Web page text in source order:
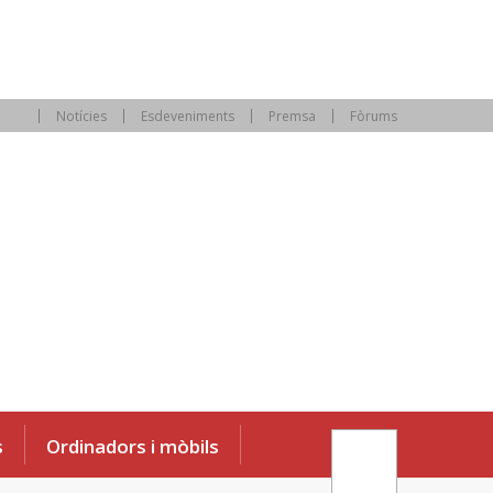
Notícies Esdeveniments Premsa Fòrums
Ordinadors i mòbils